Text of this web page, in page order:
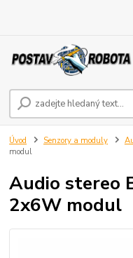
Úvod Senzory a moduly
modul
Audio stereo
2x6W modul